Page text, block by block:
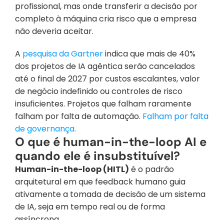
profissional, mas onde transferir a decisão por
completo à máquina cria risco que a empresa
não deveria aceitar.
A pesquisa da Gartner indica que mais de 40%
dos projetos de IA agêntica serão cancelados
até o final de 2027 por custos escalantes, valor
de negócio indefinido ou controles de risco
insuficientes. Projetos que falham raramente
falham por falta de automação. Falham por falta
de governança.
O que é human-in-the-loop AI e
quando ele é insubstituível?
Human-in-the-loop (HITL) é o padrão
arquitetural em que feedback humano guia
ativamente a tomada de decisão de um sistema
de IA, seja em tempo real ou de forma